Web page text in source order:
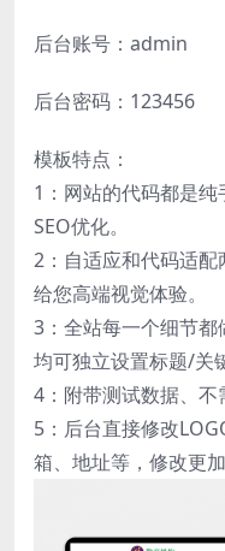
后台账号：admin
后台密码：123456
模板特点：
1：网站的代码都是纯
SEO优化。
2：自适应和代码适配
给您高端视觉体验。
3：全站每一个细节
均可独立设置标题/关
4：附带测试数据、不
5：后台直接修改
箱、地址等，修改更加